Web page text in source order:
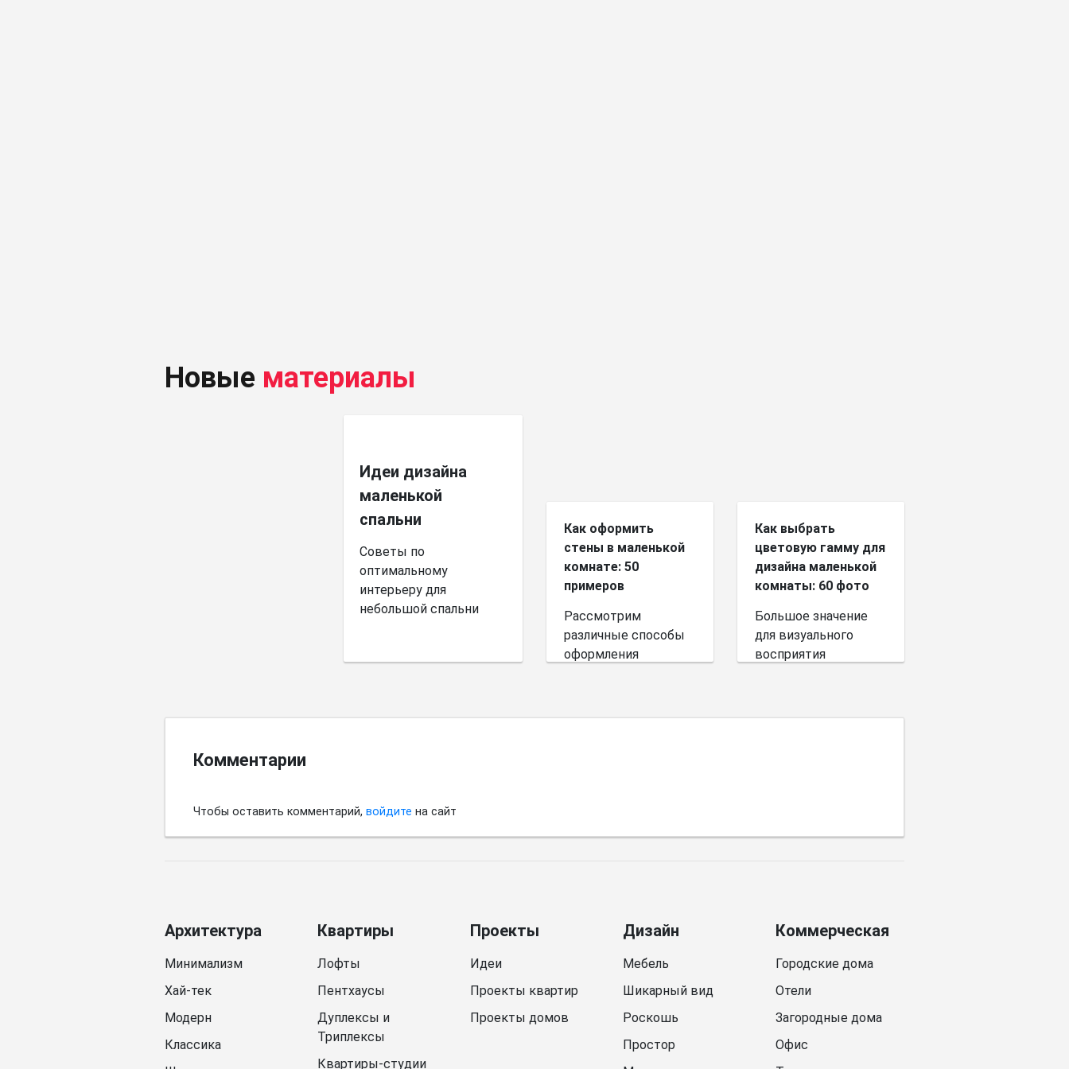
Новые материалы
Идеи дизайна
маленькой
спальни
Советы по
оптимальному
интерьеру для
небольшой спальни
Как оформить
стены в маленькой
комнате: 50
примеров
Рассмотрим
различные способы
оформления
Как выбрать
цветовую гамму для
дизайна маленькой
комнаты: 60 фото
Большое значение
для визуального
восприятия
Комментарии
Чтобы оставить комментарий, войдите на сайт
Архитектура
Минимализм
Хай-тек
Модерн
Классика
Квартиры
Лофты
Пентхаусы
Дуплексы и
Триплексы
Квартиры-студии
Проекты
Идеи
Проекты квартир
Проекты домов
Дизайн
Мебель
Шикарный вид
Роскошь
Простор
Коммерческая
Городские дома
Отели
Загородные дома
Офис